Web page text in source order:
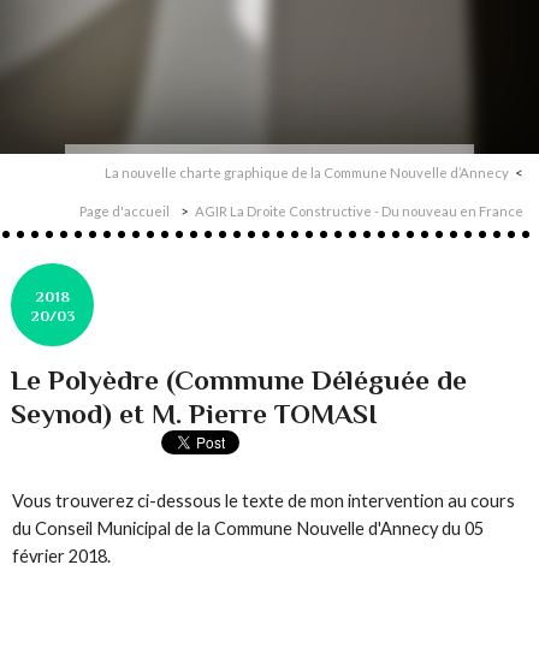
La nouvelle charte graphique de la Commune Nouvelle d’Annecy
Page d'accueil AGIR La Droite Constructive - Du nouveau en France
2018
20/03
Le Polyèdre (Commune Déléguée de
Seynod) et M. Pierre TOMASI
Vous trouverez ci-dessous le texte de mon intervention au cours
du Conseil Municipal de la Commune Nouvelle d'Annecy du 05
février 2018.